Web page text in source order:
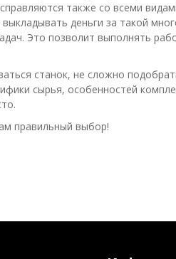
также со всеми
деньги за такой
Это позволит выполнять
станок, не сложно
сырья, особенностей
правильный выбор!